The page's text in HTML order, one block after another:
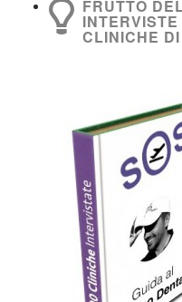
FRUTTO
CLINICHE